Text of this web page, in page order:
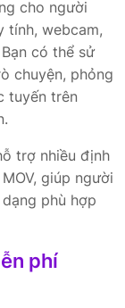
cho người
tính, webcam,
có thể sử
chuyện, phỏng
tuyến trên
trợ nhiều định
giúp người
phù hợp
phí